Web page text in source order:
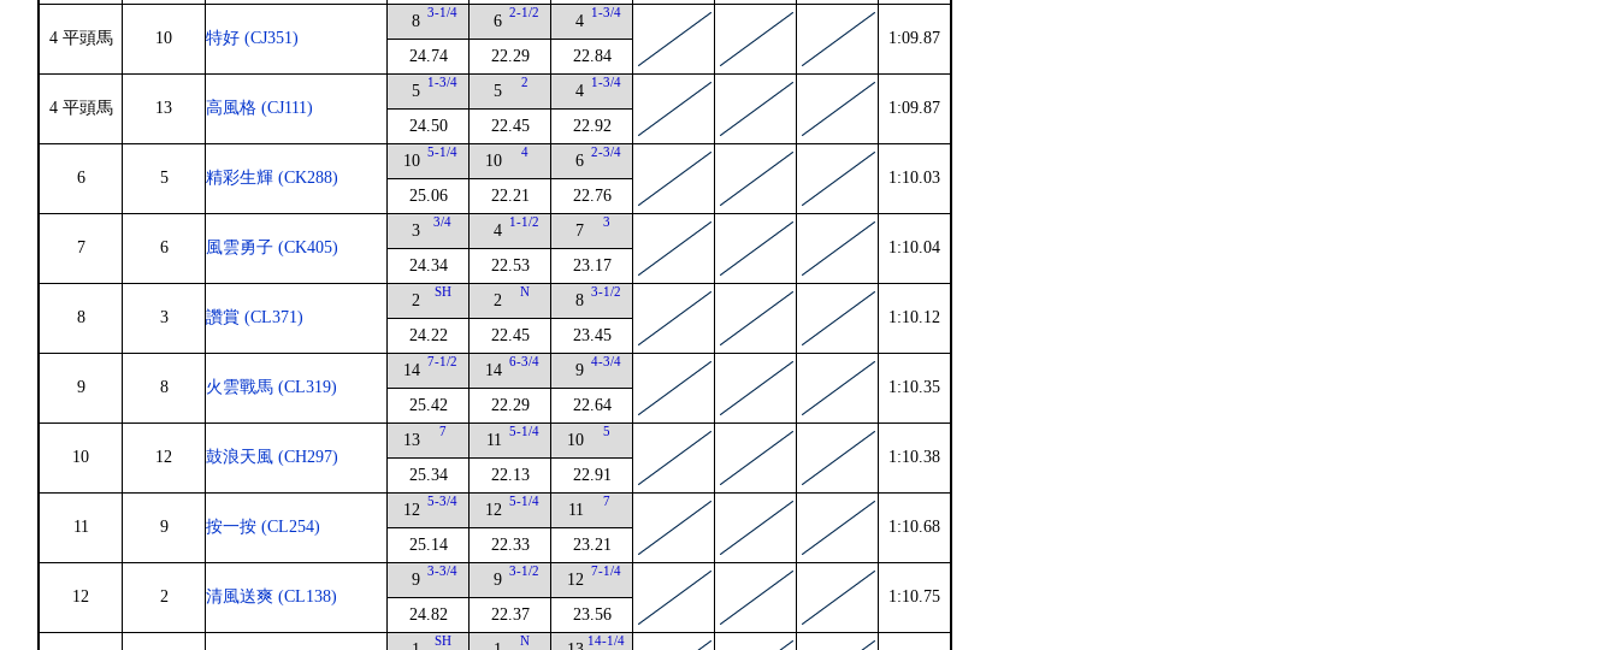
4 平頭馬 10 特好 (CJ351)
8 3-1/4
24.74
6 2-1/2
22.29
4 1-3/4
22.84
1:09.87
4 平頭馬 13 高風格 (CJ111)
5 1-3/4
24.50
5 2
22.45
4 1-3/4
22.92
1:09.87
6 5 精彩生輝 (CK288)
10 5-1/4
25.06
10 4
22.21
6 2-3/4
22.76
1:10.03
7 6 風雲勇子 (CK405)
3 3/4
24.34
4 1-1/2
22.53
7 3
23.17
1:10.04
8 3 讚賞 (CL371)
2 SH
24.22
2 N
22.45
8 3-1/2
23.45
1:10.12
9 8 火雲戰馬 (CL319)
14 7-1/2
25.42
14 6-3/4
22.29
9 4-3/4
22.64
1:10.35
10 12 鼓浪天風 (CH297)
13 7
25.34
11 5-1/4
22.13
10 5
22.91
1:10.38
11 9 按一按 (CL254)
12 5-3/4
25.14
12 5-1/4
22.33
11 7
23.21
1:10.68
12 2 清風送爽 (CL138)
9 3-3/4
24.82
9 3-1/2
22.37
12 7-1/4
23.56
1:10.75
SH N 14-1/4